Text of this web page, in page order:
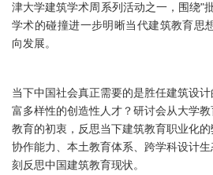
津大学建筑学术周系列活动之一，围绕"
学术的碰撞进一步明晰当代建筑教育思
向发展。
当下中国社会真正需要的是胜任建筑设
富多样性的创造性人才？研讨会从大学
教育的初衷，反思当下建筑教育职业化
协作能力、本土教育体系、跨学科设计
刻反思中国建筑教育现状。